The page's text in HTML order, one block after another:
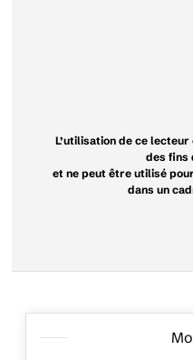
L’utilisation de ce
des fins
et ne peut être utilisé
dans un